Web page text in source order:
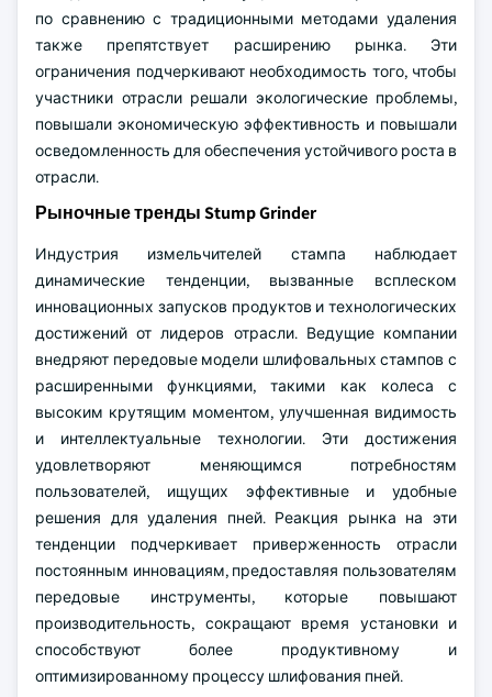
по сравнению с традиционными методами удаления
также препятствует расширению рынка. Эти
ограничения подчеркивают необходимость того, чтобы
участники отрасли решали экологические проблемы,
повышали экономическую эффективность и повышали
осведомленность для обеспечения устойчивого роста в
отрасли.
Рыночные тренды Stump Grinder
Индустрия измельчителей стампа наблюдает
динамические тенденции, вызванные всплеском
инновационных запусков продуктов и технологических
достижений от лидеров отрасли. Ведущие компании
внедряют передовые модели шлифовальных стампов с
расширенными функциями, такими как колеса с
высоким крутящим моментом, улучшенная видимость
и интеллектуальные технологии. Эти достижения
удовлетворяют меняющимся потребностям
пользователей, ищущих эффективные и удобные
решения для удаления пней. Реакция рынка на эти
тенденции подчеркивает приверженность отрасли
постоянным инновациям, предоставляя пользователям
передовые инструменты, которые повышают
производительность, сокращают время установки и
способствуют более продуктивному и
оптимизированному процессу шлифования пней.